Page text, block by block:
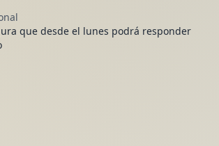
que desde el lunes podrá responder